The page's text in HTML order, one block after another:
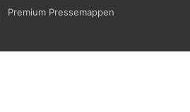
Premium Pressemappen